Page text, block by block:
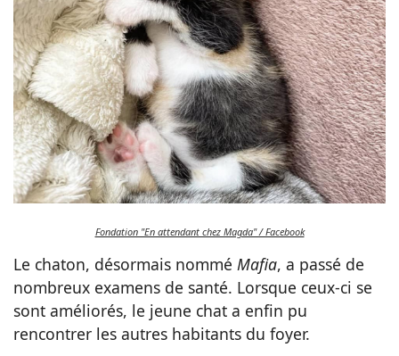
Fondation "En attendant chez Magda" / Facebook
Le chaton, désormais nommé Mafia, a passé de
nombreux examens de santé. Lorsque ceux-ci se
sont améliorés, le jeune chat a enfin pu
rencontrer les autres habitants du foyer.